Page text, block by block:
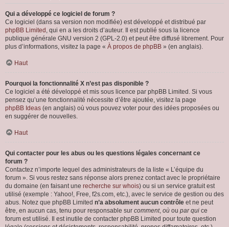
Qui a développé ce logiciel de forum ?
Ce logiciel (dans sa version non modifiée) est développé et distribué par
phpBB Limited , qui en a les droits d’auteur. Il est publié sous la licence
publique générale GNU version 2 (GPL-2.0) et peut être diffusé librement. Pour
plus d’informations, visitez la page « À propos de phpBB » (en anglais).
Haut
Pourquoi la fonctionnalité X n’est pas disponible ?
Ce logiciel a été développé et mis sous licence par phpBB Limited. Si vous
pensez qu’une fonctionnalité nécessite d’être ajoutée, visitez la page
phpBB Ideas (en anglais) où vous pouvez voter pour des idées proposées ou
en suggérer de nouvelles.
Haut
Qui contacter pour les abus ou les questions légales concernant ce
forum ?
Contactez n’importe lequel des administrateurs de la liste « L’équipe du
forum ». Si vous restez sans réponse alors prenez contact avec le propriétaire
du domaine (en faisant une recherche sur whois) ou si un service gratuit est
utilisé (exemple : Yahoo!, Free, f2s.com, etc.), avec le service de gestion ou des
abus. Notez que phpBB Limited n’a absolument aucun contrôle et ne peut
être, en aucun cas, tenu pour responsable sur comment, où ou par qui ce
forum est utilisé. Il est inutile de contacter phpBB Limited pour toute question